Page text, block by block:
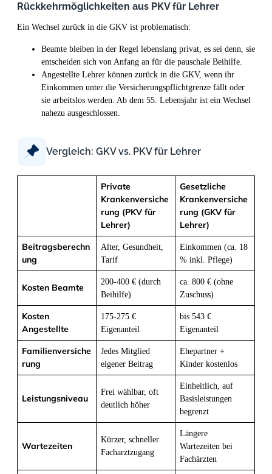
Rückkehrmöglichkeiten aus PKV für Lehrer
Ein Wechsel zurück in die GKV ist problematisch:
Beamte bleiben in der Regel lebenslang privat, es sei denn, sie
entscheiden sich von Anfang an für die pauschale Beihilfe.
Angestellte Lehrer können zurück in die GKV, wenn ihr
Einkommen unter die Versicherungspflichtgrenze fällt oder
sie arbeitslos werden. Ab dem 55. Lebensjahr ist ein Wechsel
nahezu ausgeschlossen.
Vergleich: GKV vs. PKV für Lehrer
Private
Krankenversiche
rung (PKV für
Lehrer)
Gesetzliche
Krankenversiche
rung (GKV für
Lehrer)
Beitragsberechn
ung
Alter, Gesundheit,
Tarif
Einkommen (ca. 18
% inkl. Pflege)
Kosten Beamte
200-400 € (durch
Beihilfe)
ca. 800 € (ohne
Zuschuss)
Kosten
Angestellte
175-275 €
Eigenanteil
bis 543 €
Eigenanteil
Familienversiche
rung
Jedes Mitglied
eigener Beitrag
Ehepartner +
Kinder kostenlos
Leistungsniveau
Frei wählbar, oft
deutlich höher
Einheitlich, auf
Basisleistungen
begrenzt
Wartezeiten
Kürzer, schneller
Facharztzugang
Längere
Wartezeiten bei
Fachärzten